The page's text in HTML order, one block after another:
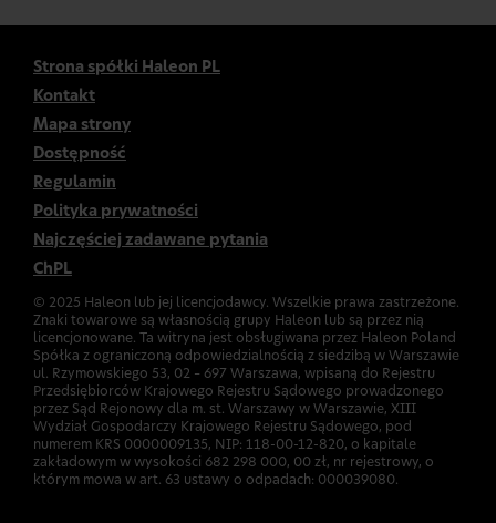
Strona spółki Haleon PL
Kontakt
Mapa strony
Dostępność
Regulamin
Polityka prywatności
Najczęściej zadawane pytania
ChPL
© 2025 Haleon lub jej licencjodawcy. Wszelkie prawa zastrzeżone.
Znaki towarowe są własnością grupy Haleon lub są przez nią
licencjonowane. Ta witryna jest obsługiwana przez Haleon Poland
Spółka z ograniczoną odpowiedzialnością z siedzibą w Warszawie
ul. Rzymowskiego 53, 02 – 697 Warszawa, wpisaną do Rejestru
Przedsiębiorców Krajowego Rejestru Sądowego prowadzonego
przez Sąd Rejonowy dla m. st. Warszawy w Warszawie, XIII
Wydział Gospodarczy Krajowego Rejestru Sądowego, pod
numerem KRS 0000009135, NIP: 118-00-12-820, o kapitale
zakładowym w wysokości 682 298 000, 00 zł, nr rejestrowy, o
którym mowa w art. 63 ustawy o odpadach: 000039080.